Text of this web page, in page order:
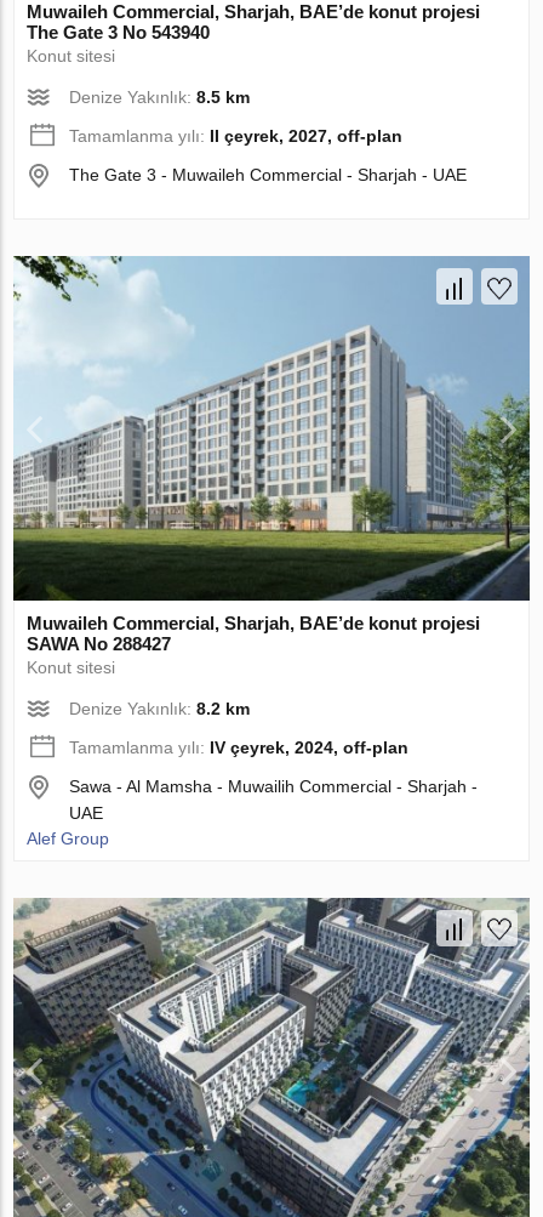
Muwaileh Commercial, Sharjah, BAE’de konut projesi
The Gate 3 No 543940
Konut sitesi
Denize Yakınlık:8.5 km
Tamamlanma yılı: II çeyrek, 2027, off-plan
The Gate 3 - Muwaileh Commercial - Sharjah - UAE
Muwaileh Commercial, Sharjah, BAE’de konut projesi
SAWA No 288427
Konut sitesi
Denize Yakınlık:8.2 km
Tamamlanma yılı: IV çeyrek, 2024, off-plan
Sawa - Al Mamsha - Muwailih Commercial - Sharjah -
UAE
Alef Group